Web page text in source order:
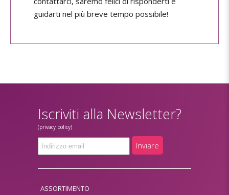
guidarti nel più breve tempo possibile!
Iscriviti alla Newsletter?
(privacy policy)
Inviare
ASSORTIMENTO